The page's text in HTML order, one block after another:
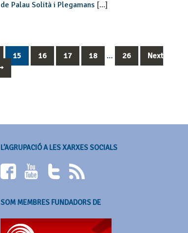
de Palau Solità i Plegamans [...]
15 16 17 18 … 26 Next
L’AGRUPACIÓ A LES XARXES SOCIALS
SOM MEMBRES FUNDADORS DE